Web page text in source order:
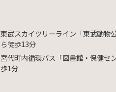
東武スカイツリーライン「東武動物
ら徒歩13分
宮代町内循環バス「図書館・保健セ
歩1分